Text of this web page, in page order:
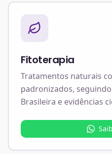
Fitoterapia
Tratamentos naturais
padronizados,
Brasileira e evidências